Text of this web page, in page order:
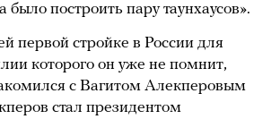
было построить пару таунхаусов».
первой стройке в России для
которого он уже не помнит,
с Вагитом Алекперовым
стал президентом